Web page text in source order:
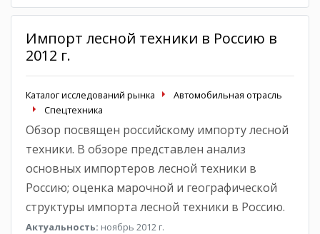
Импорт лесной техники в Россию в
2012 г.
Каталог исследований рынка
Автомобильная отрасль
Спецтехника
Обзор посвящен российскому импорту лесной
техники. В обзоре представлен анализ
основных импортеров лесной техники в
Россию; оценка марочной и географической
структуры импорта лесной техники в Россию.
Актуальность: ноябрь 2012 г.